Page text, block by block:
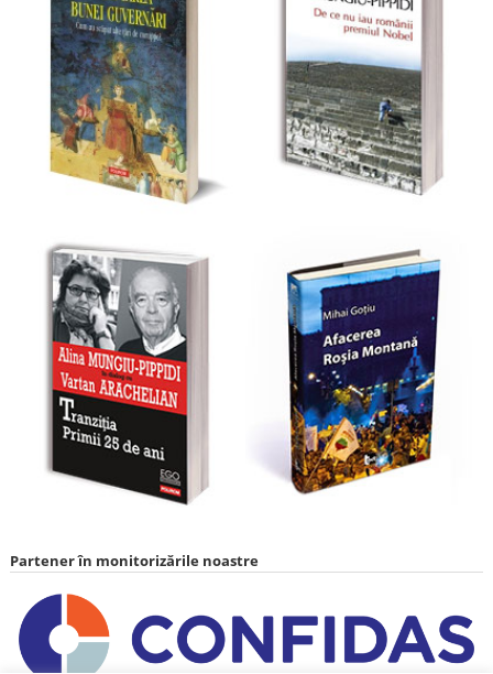
Partener în monitorizările noastre